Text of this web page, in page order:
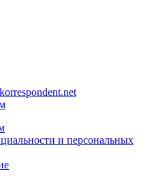
и персональных